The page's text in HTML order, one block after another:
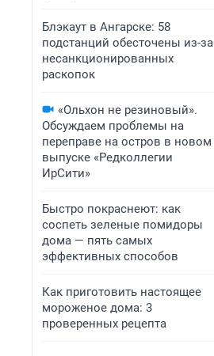
Блэкаут в Ангарске: 58
подстанций обесточены из-за
несанкционированных
раскопок
«Ольхон не резиновый».
Обсуждаем проблемы на
переправе на остров в новом
выпуске «Редколлегии
ИрСити»
Быстро покраснеют: как
соспеть зеленые помидоры
дома — пять самых
эффективных способов
Как приготовить настоящее
мороженое дома: 3
проверенных рецепта